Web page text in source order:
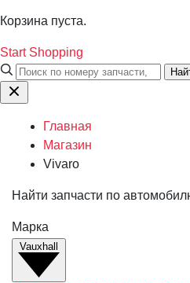
Корзина пуста.
Start Shopping
Главная
Магазин
Vivaro
Найти запчасти по
Марка
Vauxhall